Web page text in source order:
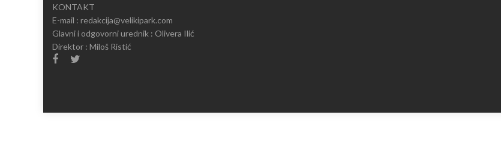
KONTAKT
E-mail : redakcija@velikipark.com
Glavni i odgovorni urednik : Olivera Ilić
Direktor : Miloš Ristić